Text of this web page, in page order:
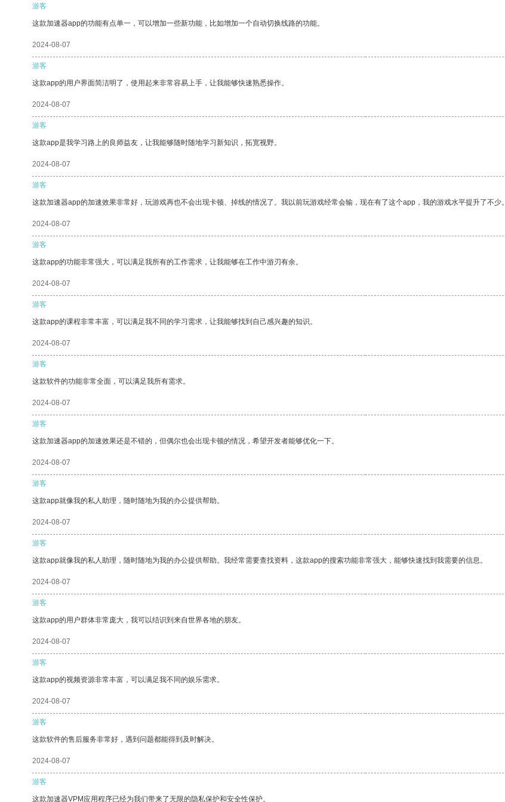
游客
这款加速器app的功能有点单一，可以增加一些新功能，比如增加一个自动切换线路的功能。
2024-08-07
游客
这款app的用户界面简洁明了，使用起来非常容易上手，让我能够快速熟悉操作。
2024-08-07
游客
这款app是我学习路上的良师益友，让我能够随时随地学习新知识，拓宽视野。
2024-08-07
游客
这款加速器app的加速效果非常好，玩游戏再也不会出现卡顿、掉线的情况了。我以前玩游戏经常会输，现在有了这个app，我的游戏水平提升了不少。
2024-08-07
游客
这款app的功能非常强大，可以满足我所有的工作需求，让我能够在工作中游刃有余。
2024-08-07
游客
这款app的课程非常丰富，可以满足我不同的学习需求，让我能够找到自己感兴趣的知识。
2024-08-07
游客
这款软件的功能非常全面，可以满足我所有需求。
2024-08-07
游客
这款加速器app的加速效果还是不错的，但偶尔也会出现卡顿的情况，希望开发者能够优化一下。
2024-08-07
游客
这款app就像我的私人助理，随时随地为我的办公提供帮助。
2024-08-07
游客
这款app就像我的私人助理，随时随地为我的办公提供帮助。我经常需要查找资料，这款app的搜索功能非常强大，能够快速找到我需要的信息。
2024-08-07
游客
这款app的用户群体非常庞大，我可以结识到来自世界各地的朋友。
2024-08-07
游客
这款app的视频资源非常丰富，可以满足我不同的娱乐需求。
2024-08-07
游客
这款软件的售后服务非常好，遇到问题都能得到及时解决。
2024-08-07
游客
这款加速器VPM应用程序已经为我们带来了无限的隐私保护和安全性保护。